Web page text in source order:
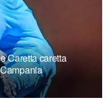
Caretta caretta